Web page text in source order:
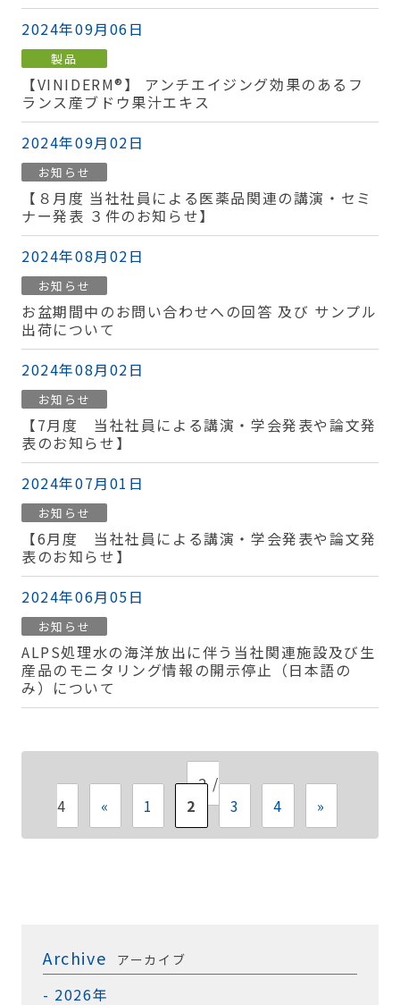
2024年09月06日
製品
【VINIDERM®】 アンチエイジング効果のあるフ
ランス産ブドウ果汁エキス
2024年09月02日
お知らせ
【８月度 当社社員による医薬品関連の講演・セミ
ナー発表 ３件のお知らせ】
2024年08月02日
お知らせ
お盆期間中のお問い合わせへの回答 及び サンプル
出荷について
2024年08月02日
お知らせ
【7月度 当社社員による講演・学会発表や論文発
表のお知らせ】
2024年07月01日
お知らせ
【6月度 当社社員による講演・学会発表や論文発
表のお知らせ】
2024年06月05日
お知らせ
ALPS処理水の海洋放出に伴う当社関連施設及び生
産品のモニタリング情報の開示停止（日本語の
み）について
2 /
4
« 1 2 3 4 »
Archive アーカイブ
2026年